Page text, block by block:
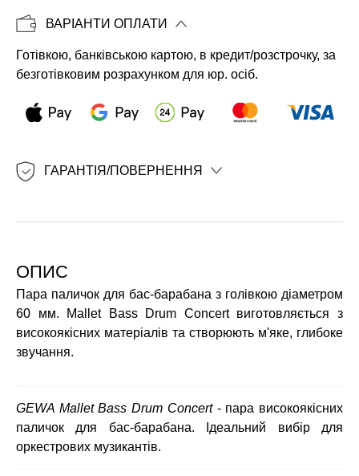
Копіювати
ВАРІАНТИ ОПЛАТИ
Готівкою, банківською картою, в кредит/розстрочку, за
безготівковим розрахунком для юр. осіб.
ГАРАНТІЯ/ПОВЕРНЕННЯ
ОПИС
Пара паличок для бас-барабана з голівкою діаметром
60 мм. Mallet Bass Drum Concert виготовляється з
високоякісних матеріалів та створюють м'яке, глибоке
звучання.
GEWA Mallet Bass Drum Concert- пара високоякісних
паличок для бас-барабана. Ідеальний вибір для
оркестрових музикантів.